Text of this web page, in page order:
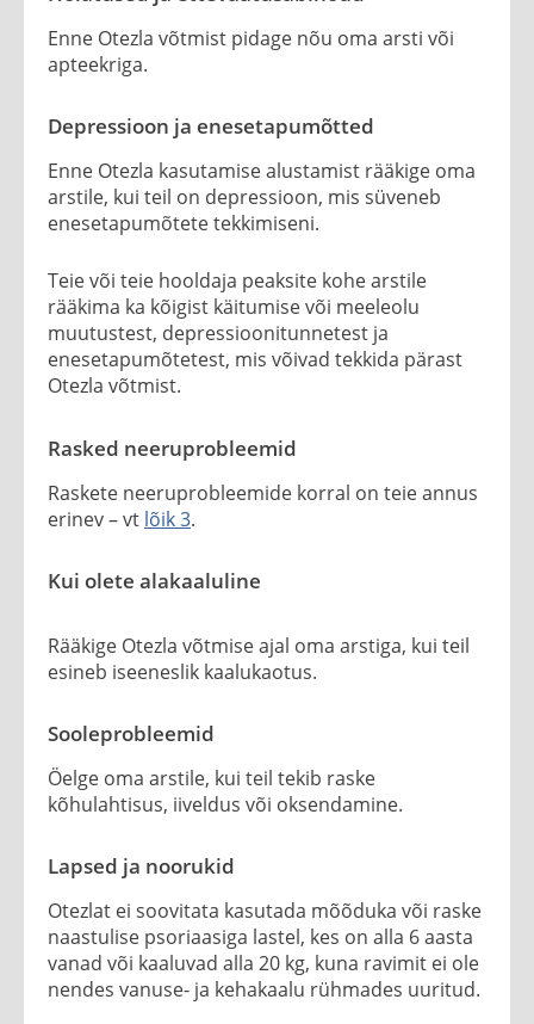
Enne Otezla võtmist pidage nõu oma arsti või
apteekriga.
Depressioon ja enesetapumõtted
Enne Otezla kasutamise alustamist rääkige oma
arstile, kui teil on depressioon, mis süveneb
enesetapumõtete tekkimiseni.
Teie või teie hooldaja peaksite kohe arstile
rääkima ka kõigist käitumise või meeleolu
muutustest, depressioonitunnetest ja
enesetapumõtetest, mis võivad tekkida pärast
Otezla võtmist.
Rasked neeruprobleemid
Raskete neeruprobleemide korral on teie annus
erinev – vt lõik 3.
Kui olete alakaaluline
Rääkige Otezla võtmise ajal oma arstiga, kui teil
esineb iseeneslik kaalukaotus.
Sooleprobleemid
Öelge oma arstile, kui teil tekib raske
kõhulahtisus, iiveldus või oksendamine.
Lapsed ja noorukid
Otezlat ei soovitata kasutada mõõduka või raske
naastulise psoriaasiga lastel, kes on alla 6 aasta
vanad või kaaluvad alla 20 kg, kuna ravimit ei ole
nendes vanuse- ja kehakaalu rühmades uuritud.